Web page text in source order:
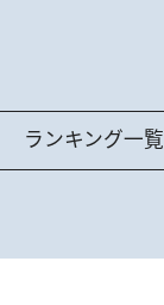
ランキング一覧